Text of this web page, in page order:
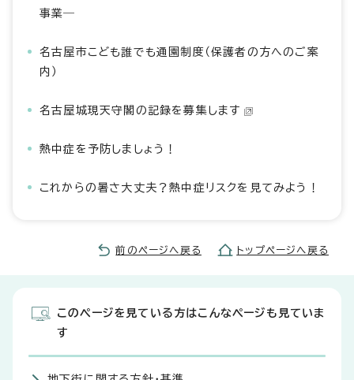
事業―
名古屋市こども誰でも通園制度（保護者の方へのご案
内）
名古屋城現天守閣の記録を募集します
熱中症を予防しましょう！
これからの暑さ大丈夫？熱中症リスクを見てみよう！
前のページへ戻る トップページへ戻る
このページを見ている方はこんなページも見ていま
す